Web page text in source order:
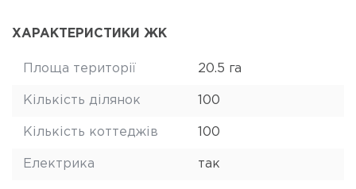
ХАРАКТЕРИСТИКИ ЖК
Площа території 20.5 га
Кількість ділянок 100
Кількість коттеджів 100
Електрика так